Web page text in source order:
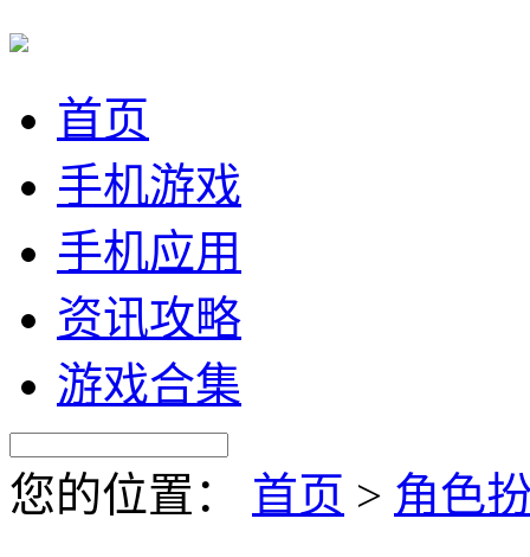
首页
手机游戏
手机应用
资讯攻略
游戏合集
您的位置： 首页 > 角色